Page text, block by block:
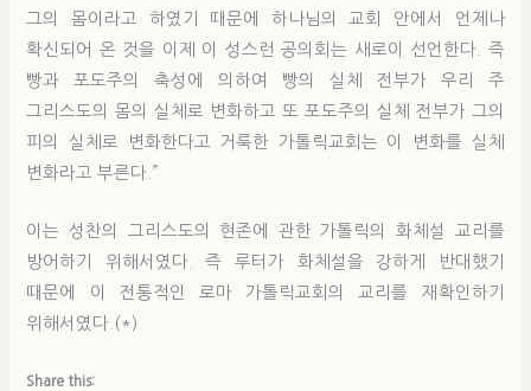
그의 몸이라고 하였기 때문에 하나님의 교회 안에서 언제나
확신되어 온 것을 이제 이 성스런 공의회는 새로이 선언한다. 즉
빵과 포도주의 축성에 의하여 빵의 실체 전부가 우리 주
그리스도의 몸의 실체로 변화하고 또 포도주의 실체 전부가 그의
피의 실체로 변화한다고 거룩한 가톨릭교회는 이 변화를 실체
변화라고 부른다.”
이는 성찬의 그리스도의 현존에 관한 가톨릭의 화체설 교리를
방어하기 위해서였다. 즉 루터가 화체설을 강하게 반대했기
때문에 이 전통적인 로마 가톨릭교회의 교리를 재확인하기
위해서였다.(*)
Share this: